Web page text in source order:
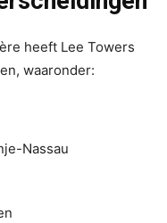
heeft Lee Towers
waaronder:
Nassau